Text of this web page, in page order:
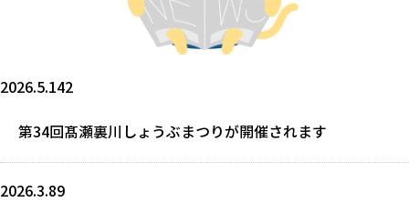
2026.5.142
第34回髙瀬裏川しょうぶまつりが開催されます
2026.3.89